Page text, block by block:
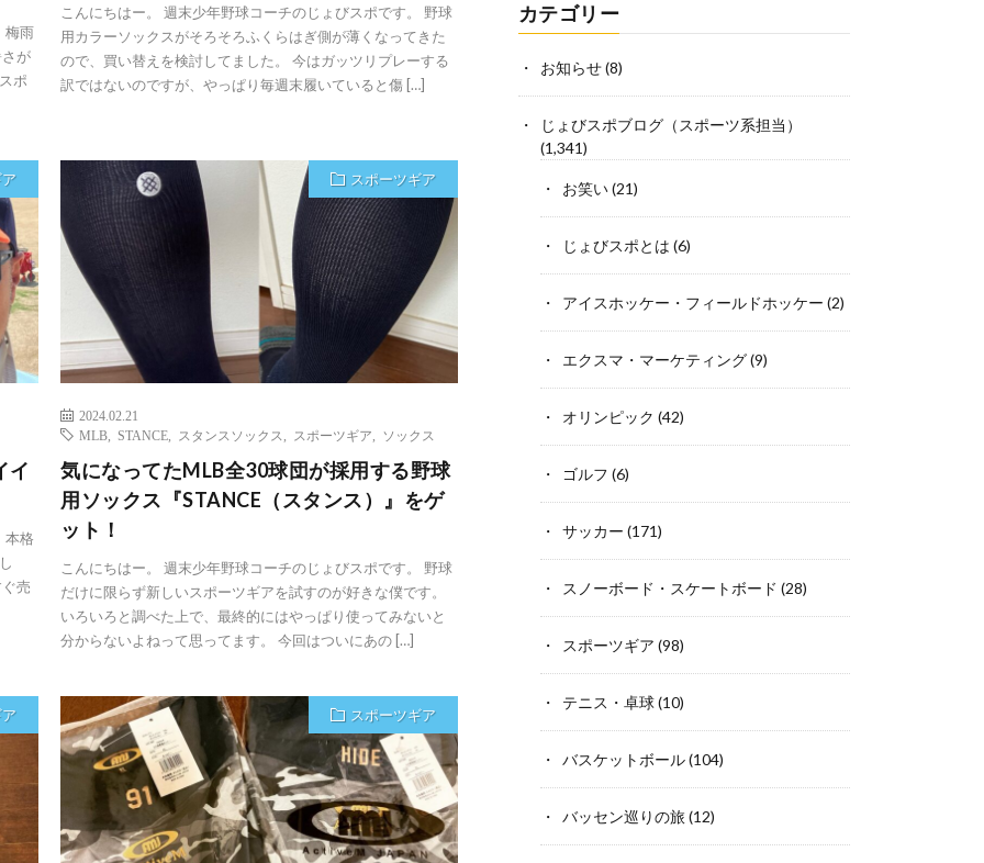
梅雨
が
ポ
こんにちはー。 週末少年野球コーチのじょびスポです。 野球
用カラーソックスがそろそろふくらはぎ側が薄くなってきた
ので、買い替えを検討してました。 今はガッツリプレーする
訳ではないのですが、やっぱり毎週末履いていると傷 […]
イ
本格
売
スポーツギア
2024.02.21
MLB ,STANCE スタンスソックス スポーツギア ソックス
気になってたMLB全30球団が採用する野球
用ソックス『STANCE（スタンス）』をゲ
ット！
こんにちはー。 週末少年野球コーチのじょびスポです。 野球
だけに限らず新しいスポーツギアを試すのが好きな僕です。
いろいろと調べた上で、最終的にはやっぱり使ってみないと
分からないよねって思ってます。 今回はついにあの […]
スポーツギア
カテゴリー
お知らせ(8)
じょびスポブログ（スポーツ系担当）
(1,341)
お笑い(21)
じょびスポとは (6)
アイスホッケー・フィールドホッケー (2)
エクスマ・マーケティング(9)
オリンピック (42)
ゴルフ (6)
サッカー (171)
スノーボード・スケートボード (28)
スポーツギア (98)
テニス・卓球(10)
バスケットボール(104)
バッセン巡りの旅(12)